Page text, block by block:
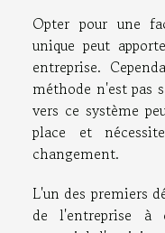
Opter pour une
unique peut
entreprise.
méthode n'est pas
vers ce système
place et
changement.
L'un des premiers
de l'entreprise à